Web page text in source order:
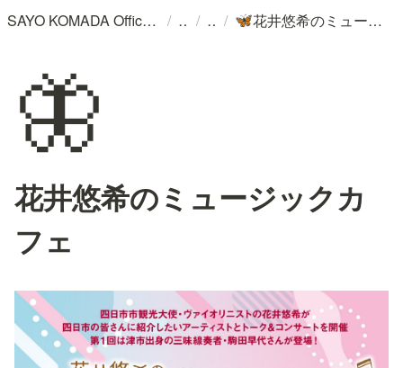
SAYO KOMADA Official WebSite / / / 🦋 花井悠希のミュージックカフェ
🦋
花井悠希のミュージックカ
フェ